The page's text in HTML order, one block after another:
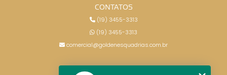
CONTATOS
(19) 3455-3313
(19) 3455-3313
comercial@goldenesquadrias.com.br